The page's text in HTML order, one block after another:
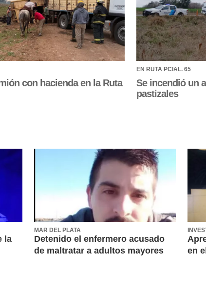
con hacienda en la Ruta
EN RUTA PCIAL. 65
Se incendió un
pastizales
la
MAR DEL PLATA
Detenido el enfermero acusado
de maltratar a adultos mayores
en